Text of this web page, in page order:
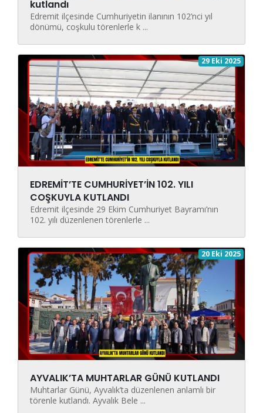
kutlandı
Edremit ilçesinde Cumhuriyetin ilanının 102’nci yıl
dönümü, coşkulu törenlerle k ...
29 Eki 2025
EDREMİT’TE CUMHURİYET’İN 102. YILI
COŞKUYLA KUTLANDI
Edremit ilçesinde 29 Ekim Cumhuriyet Bayramı’nın
102. yılı düzenlenen törenlerle ...
20 Eki 2025
AYVALIK’TA MUHTARLAR GÜNÜ KUTLANDI
Muhtarlar Günü, Ayvalık’ta düzenlenen anlamlı bir
törenle kutlandı. Ayvalık Bele ...